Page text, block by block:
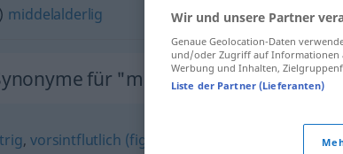
middelalderlig
für "mittelalterlich"
,vorsintflutlich (fig.) (ein)
Wir und unsere Partner
Genaue Geolocation-Daten
und/oder Zugriff auf Informationen
Werbung und Inhalten,
Liste der Partner (Lieferanten)